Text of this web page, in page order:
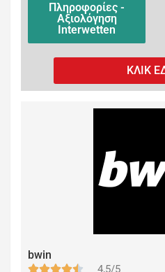
Πληροφορίες -
Αξιολόγηση
Interwetten
ΚΛΙΚ
bwin
4,5/5